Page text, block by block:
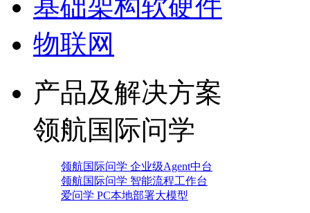
基础架构软硬件
物联网
产品及解决方案
领航国际问学
领航国际问学 企业级Agent中台
领航国际问学 智能流程工作台
爱问学 PC本地部署大模型